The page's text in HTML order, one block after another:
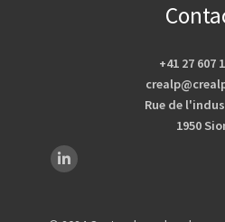
+41 27 607
Rue de
1950